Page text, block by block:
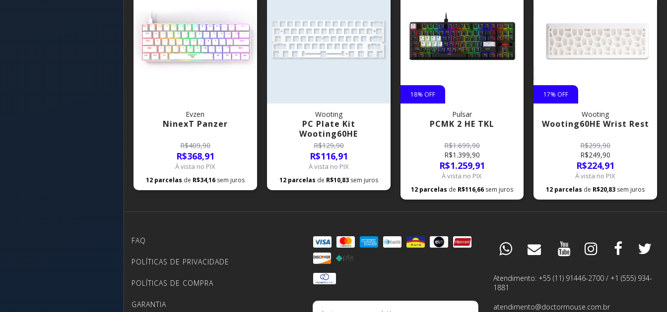
Evzen
NinexT Panzer
R$409,90
R$368,91
À vista no PIX
12 parcelas de R$34,16 sem juros
Wooting
PC Plate Kit
Wooting60HE
R$129,90
R$116,91
À vista no PIX
12 parcelas de R$10,83 sem juros
18% OFF
Pulsar
PCMK 2 HE TKL
R$1.699,90
R$1.399,90
R$1.259,91
À vista no PIX
12 parcelas de R$116,66 sem juros
17% OFF
Wooting
Wooting60HE Wrist Rest
R$299,90
R$249,90
R$224,91
À vista no PIX
12 parcelas de R$20,83 sem juros
FAQ
POLÍTICAS DE PRIVACIDADE
POLÍTICAS DE COMPRA
GARANTIA
Atendimento: +55 (11) 91446-2700 / +1 (555) 934-
1881
atendimento@doctormouse.com.br